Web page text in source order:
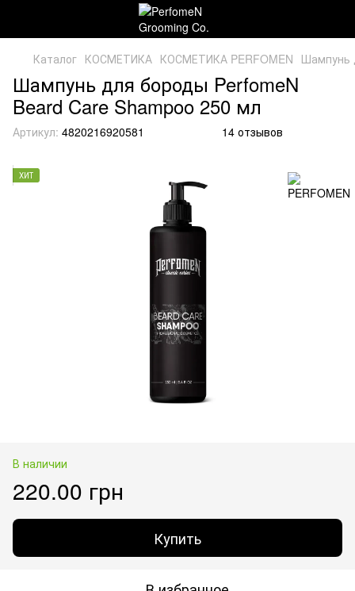
Каталог КОСМЕТИКА КОСМЕТИКА PERFOMEN Шампунь
Шампунь для бороды PerfomeN
Beard Care Shampoo 250 мл
Артикул: 4820216920581 14 отзывов
ХИТ
В наличии
220.00 грн
Купить